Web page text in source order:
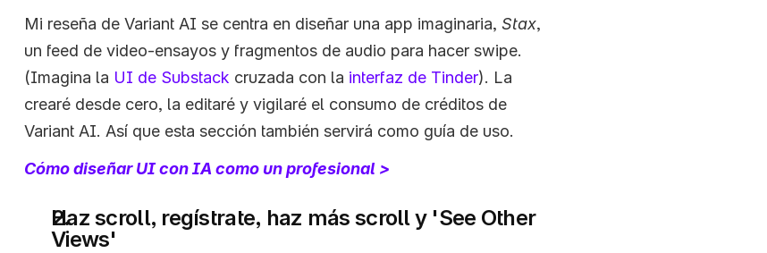
Mi reseña de Variant AI se centra en diseñar una app imaginaria, Stax,
un feed de video-ensayos y fragmentos de audio para hacer swipe.
(Imagina la UI de Substack cruzada con la interfaz de Tinder). La
crearé desde cero, la editaré y vigilaré el consumo de créditos de
Variant AI. Así que esta sección también servirá como guía de uso.
Cómo diseñar UI con IA como un profesional >
Haz scroll, regístrate, haz más scroll y 'See Other
Views'